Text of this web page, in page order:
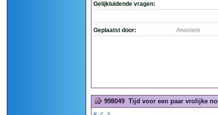
Gelijkluidende vragen:
Geplaatst door: Anoniem
998049 Tijd voor een paar vrolijke